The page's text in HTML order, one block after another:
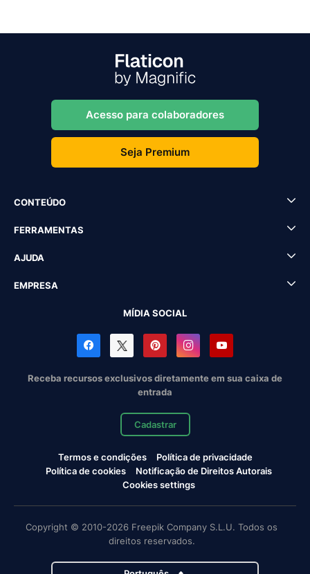
Acesso para colaboradores
Seja Premium
CONTEÚDO
FERRAMENTAS
AJUDA
EMPRESA
MÍDIA SOCIAL
Receba recursos exclusivos diretamente em sua caixa de
entrada
Cadastrar
Termos e condições
Política de privacidade
Política de cookies
Notificação de Direitos Autorais
Cookies settings
Copyright © 2010-2026 Freepik Company S.L.U. Todos os
direitos reservados.